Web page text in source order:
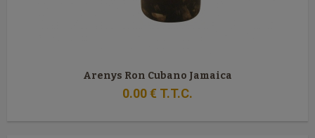
Arenys Ron Cubano Jamaica
0.00€ T.T.C.